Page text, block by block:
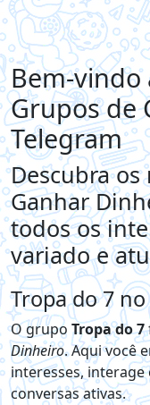
Bem-
Grupos de
Telegram
Descubra
Ganhar
todos os
variado e
Tropa do 7
O grupo Tropa do 7
Dinheiro. Aqui você
interesses,
conversas ativas.